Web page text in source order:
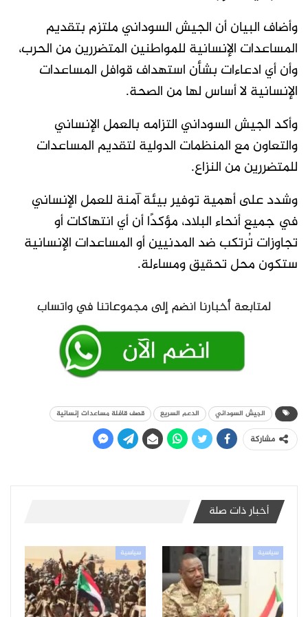
وأضاف البيان أن الجيش السوداني ملتزم بتقديم
المساعدات الإنسانية للمواطنين المتضررين من الحرب،
وأن أي ادعاءات بشأن استهداف قوافل المساعدات
الإنسانية لا أساس لها من الصحة.
وأكد الجيش السوداني التزامه بالعمل الإنساني
والتعاون مع المنظمات الدولية لتقديم المساعدات
للمتضررين من النزاع.
وشدد على أهمية توفير بيئة آمنة للعمل الإنساني
في جميع أنحاء البلاد، مؤكدًا أن أي انتهاكات أو
تجاوزات تُرتكب ضد المدنيين أو المساعدات الإنسانية
ستكون محل تحقيق ومساءلة.
الجيش السوداني الدعم السريع قصف قافلة مساعدات إنسانية
مشاركة
أخبار ذات صلة
سياسية سياسية